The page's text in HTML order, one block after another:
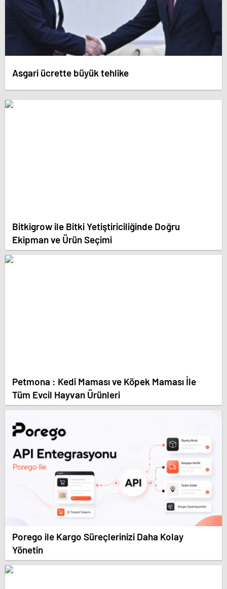
Asgari ücrette büyük tehlike
Bitkigrow ile Bitki Yetiştiriciliğinde Doğru
Ekipman ve Ürün Seçimi
Petmona : Kedi Maması ve Köpek Maması İle
Tüm Evcil Hayvan Ürünleri
Porego ile Kargo Süreçlerinizi Daha Kolay
Yönetin